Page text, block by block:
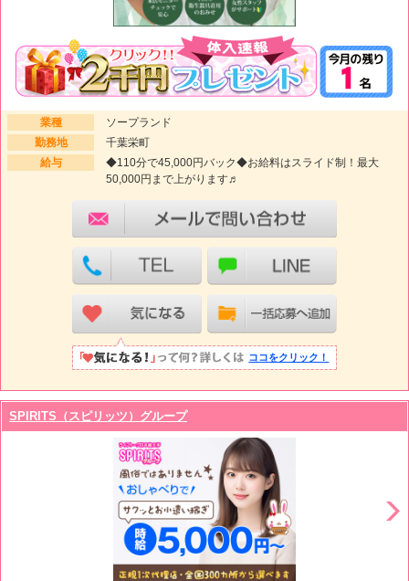
業種
ソープランド
勤務地
千葉栄町
給与
◆110分で45,000円バック◆お給料はスライド制！最大
50,000円まで上がります♬
ココをクリック！
SPIRITS（スピリッツ）グループ